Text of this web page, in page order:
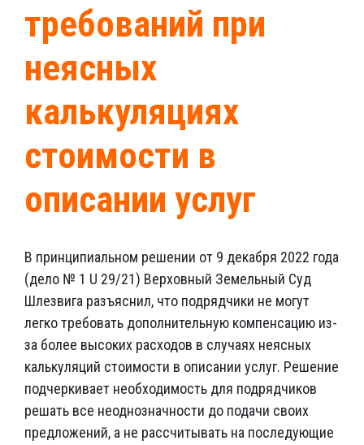
требований при
неясных
калькуляциях
стоимости в
описании услуг
В принципиальном решении от 9 декабря 2022 года
(дело № 1 U 29/21) Верховный Земельный Суд
Шлезвига разъяснил, что подрядчики не могут
легко требовать дополнительную компенсацию из-
за более высоких расходов в случаях неясных
калькуляций стоимости в описании услуг. Решение
подчеркивает необходимость для подрядчиков
решать все неоднозначности до подачи своих
предложений, а не рассчитывать на последующие